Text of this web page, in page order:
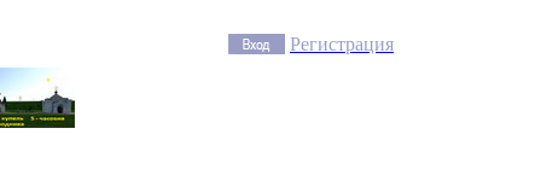
Регистрация